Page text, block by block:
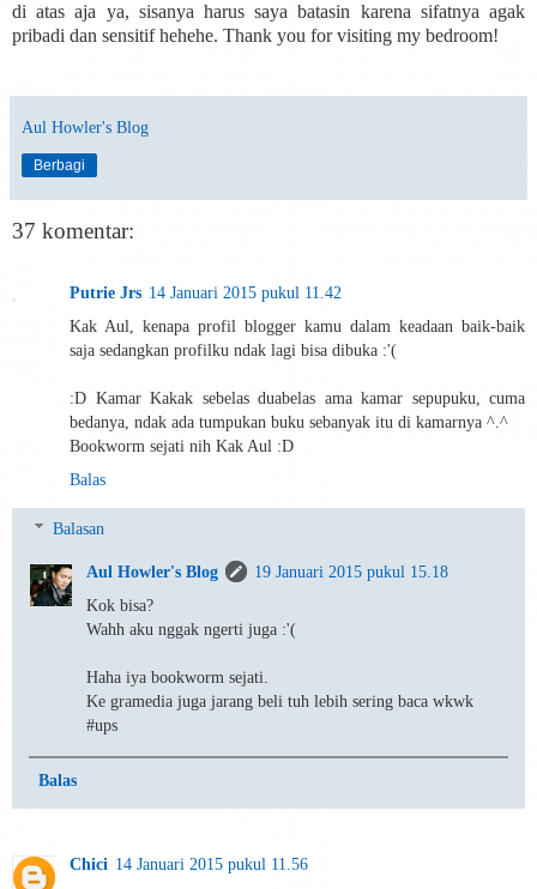
di atas aja ya, sisanya harus saya batasin karena sifatnya agak
pribadi dan sensitif hehehe. Thank you for visiting my bedroom!
Aul Howler's Blog
Berbagi
37 komentar:
Putrie Jrs 14 Januari 2015 pukul 11.42
Kak Aul, kenapa profil blogger kamu dalam keadaan baik-baik
saja sedangkan profilku ndak lagi bisa dibuka :'(
:D Kamar Kakak sebelas duabelas ama kamar sepupuku, cuma
bedanya, ndak ada tumpukan buku sebanyak itu di kamarnya ^.^
Bookworm sejati nih Kak Aul :D
Balas
Balasan
Aul Howler's Blog
19 Januari 2015 pukul 15.18
Kok bisa?
Wahh aku nggak ngerti juga :'(
Haha iya bookworm sejati.
Ke gramedia juga jarang beli tuh lebih sering baca wkwk
#ups
Balas
Chici 14 Januari 2015 pukul 11.56